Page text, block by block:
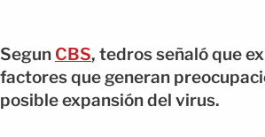
Segun CBS, tedros señaló que
factores que generan
posible expansión del virus.